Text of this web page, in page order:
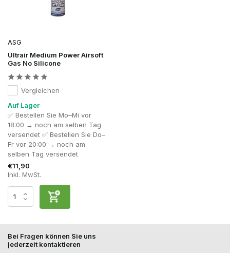
ASG
Ultrair Medium Power Airsoft
Gas No Silicone
Vergleichen
Auf Lager
✅ Bestellen Sie Mo–Mi vor
18:00 → noch am selben Tag
versendet ✅ Bestellen Sie Do–
Fr vor 20:00 → noch am
selben Tag versendet
€11,90
Inkl. MwSt.
Bei Fragen können Sie uns
jederzeit kontaktieren